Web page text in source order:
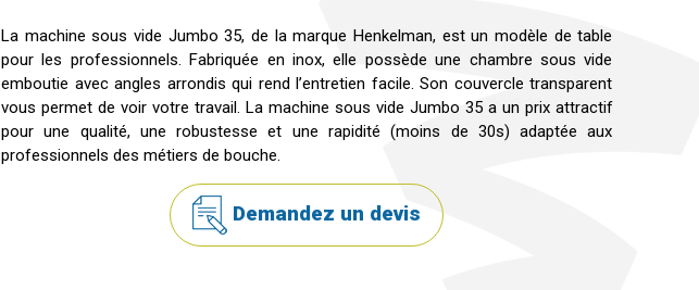
La machine sous vide Jumbo 35, de la marque Henkelman, est un modèle de table
pour les professionnels. Fabriquée en inox, elle possède une chambre sous vide
emboutie avec angles arrondis qui rend l’entretien facile. Son couvercle transparent
vous permet de voir votre travail. La machine sous vide Jumbo 35 a un prix attractif
pour une qualité, une robustesse et une rapidité (moins de 30s) adaptée aux
professionnels des métiers de bouche.
Demandez un devis